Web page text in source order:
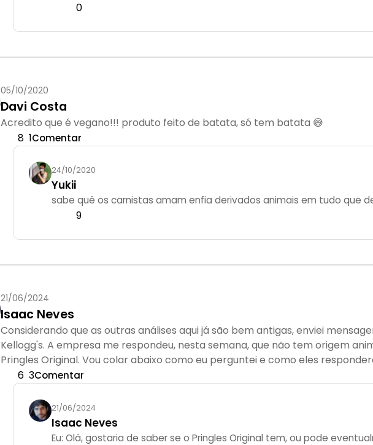
0
05/10/2020
Davi Costa
Acredito que é vegano!!! produto feito de batata, só tem batata 😅
8 1Comentar
24/10/2020
Yukii
sabe quê os carnistas amam enfia derivados animais em tudo que
9
21/06/2024
Isaac Neves
Considerando que as outras análises aqui já são bem antigas, enviei
Kellogg's. A empresa me respondeu, nesta semana, que não tem origem
Pringles Original. Vou colar abaixo como eu perguntei e como eles
6 3Comentar
21/06/2024
Isaac Neves
Eu: Olá, gostaria de saber se o Pringles Original tem, ou pode